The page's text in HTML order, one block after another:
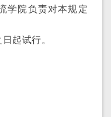
学院负责对本规定
起试行。